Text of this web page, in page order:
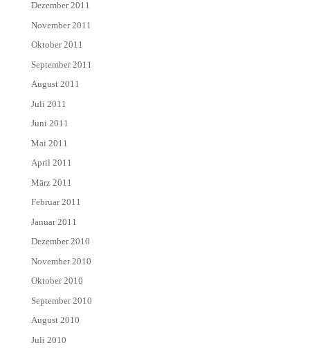
Dezember 2011
November 2011
Oktober 2011
September 2011
August 2011
Juli 2011
Juni 2011
Mai 2011
April 2011
März 2011
Februar 2011
Januar 2011
Dezember 2010
November 2010
Oktober 2010
September 2010
August 2010
Juli 2010